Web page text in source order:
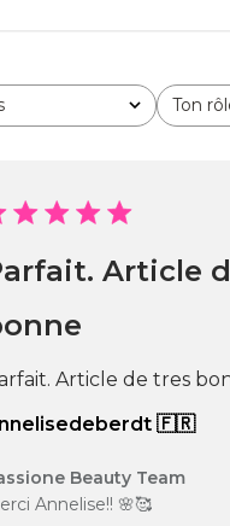
Ton
Tous
Article
Article de tres
🇫🇷
Beauty Team
Annelise!! 🌸🥰